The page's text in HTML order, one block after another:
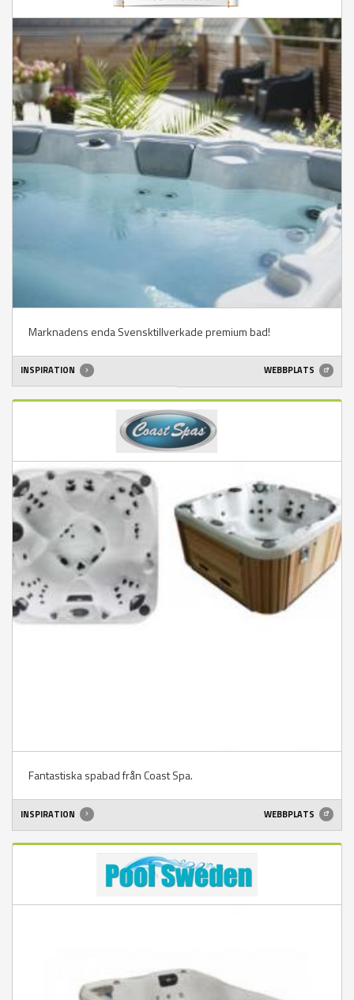
Marknadens enda Svensktillverkade premium bad!
INSPIRATION WEBBPLATS
Fantastiska spabad från Coast Spa.
INSPIRATION WEBBPLATS